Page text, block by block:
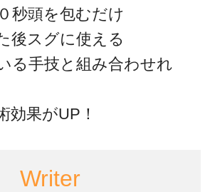
秒頭を包むだけ
後スグに使える
る手技と組み合わせれ
果がUP！
Writer